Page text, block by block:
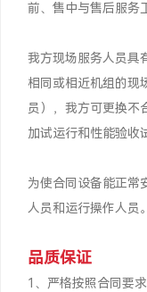
前、售中与售后服务
我方现场服务人员具
相同或相近机组的现
员），我方可更换不
加试运行和性能验收
为使合同设备能正常
人员和运行操作人员
品质保证
1、严格按照合同要